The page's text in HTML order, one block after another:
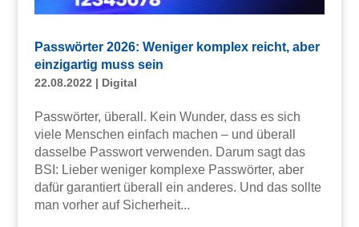
Passwörter 2026: Weniger komplex reicht, aber
einzigartig muss sein
22.08.2022 | Digital
Passwörter, überall. Kein Wunder, dass es sich
viele Menschen einfach machen – und überall
dasselbe Passwort verwenden. Darum sagt das
BSI: Lieber weniger komplexe Passwörter, aber
dafür garantiert überall ein anderes. Und das sollte
man vorher auf Sicherheit...